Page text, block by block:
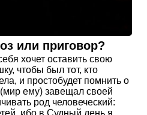
или приговор?
хочет оставить свою
чтобы был тот, кто
и простобудет помнить о
ему) завещал своей
род человеческий:
ибо в Судный день я